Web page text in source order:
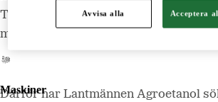
Maskiner
Tyskland från 2015 infört regler som
minskad klimatpåverkan.
Därför har Lantmännen Agroetanol
Avvisa alla Acceptera